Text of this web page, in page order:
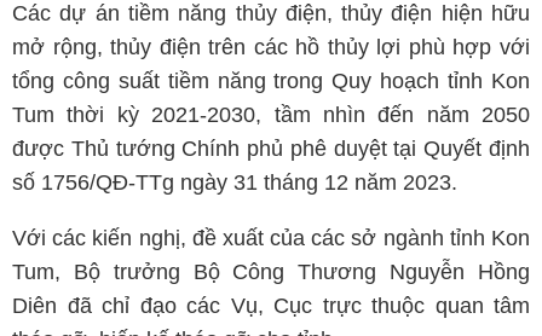
Các dự án tiềm năng thủy điện, thủy điện hiện hữu
mở rộng, thủy điện trên các hồ thủy lợi phù hợp với
tổng công suất tiềm năng trong Quy hoạch tỉnh Kon
Tum thời kỳ 2021-2030, tầm nhìn đến năm 2050
được Thủ tướng Chính phủ phê duyệt tại Quyết định
số 1756/QĐ-TTg ngày 31 tháng 12 năm 2023.
Với các kiến nghị, đề xuất của các sở ngành tỉnh Kon
Tum, Bộ trưởng Bộ Công Thương Nguyễn Hồng
Diên đã chỉ đạo các Vụ, Cục trực thuộc quan tâm